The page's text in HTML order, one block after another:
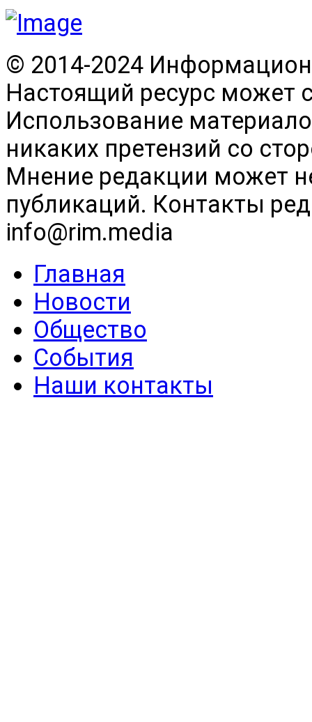
© 2014-2024
Настоящий ресурс может
Использование
никаких претензий со
Мнение редакции может
публикаций. Контакты
info@rim.media
Главная
Новости
Общество
События
Наши контакты